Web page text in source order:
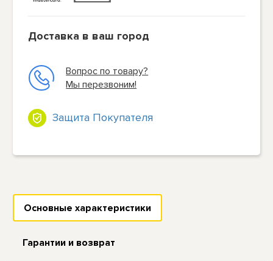
Доставка в ваш город
Вопрос по товару?
Мы перезвоним!
Защита Покупателя
Основные характеристики
Гарантии и возврат